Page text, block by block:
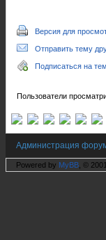
Версия для
Отправить тему
Подписаться на
Пользователи
Администрация
Powered by MyBB , ©